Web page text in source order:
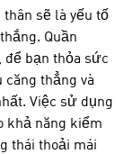
thân sẽ là yếu tố
Quần
để bạn thỏa sức
thẳng và
Việc sử dụng
khả năng kiểm
thái thoải mái